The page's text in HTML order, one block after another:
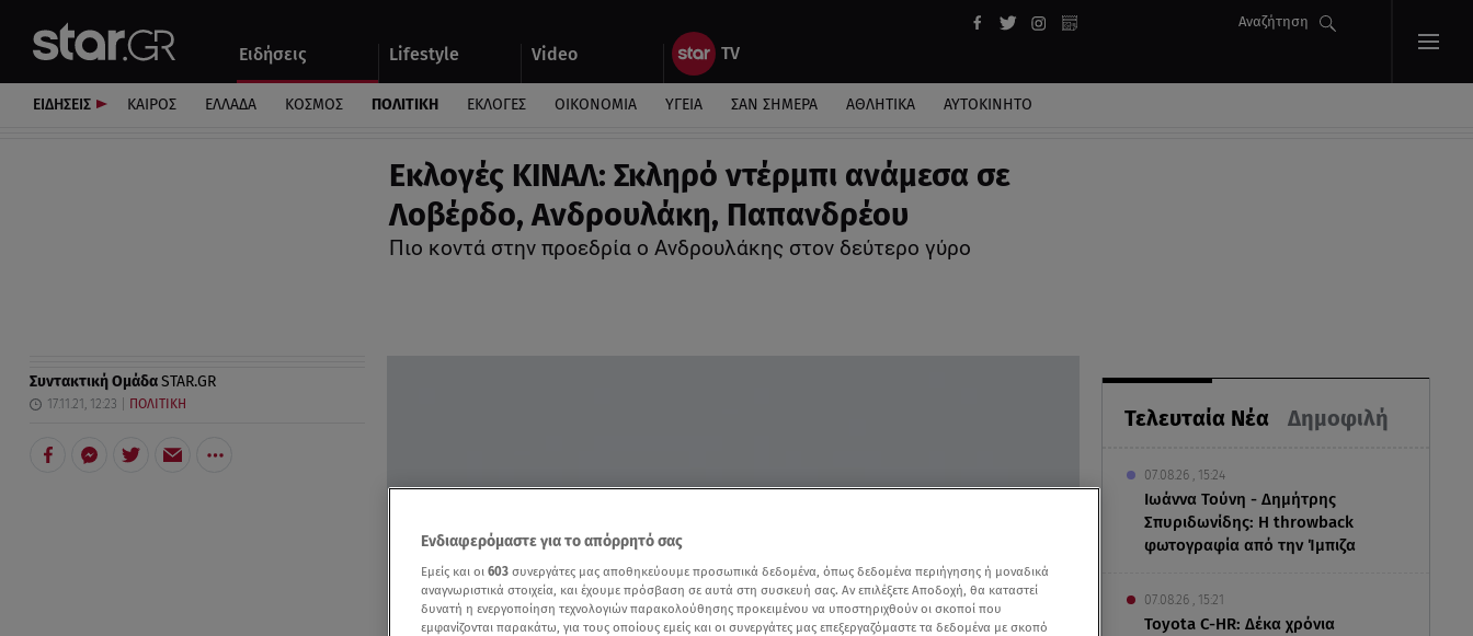
Ειδήσεις Lifestyle Video
Αναζήτηση
Αυτοκίνητο
ΕΙΔΗΣΕΙΣ ΚΑΙΡΟΣ ΕΛΛΑΔΑ ΚΟΣΜΟΣ ΠΟΛΙΤΙΚΗ ΕΚΛΟΓΕΣ ΟΙΚΟΝΟΜΙΑ ΥΓΕΙΑ ΣΑΝ ΣΗΜΕΡΑ ΑΘΛΗΤΙΚΑ ΑΥΤΟΚΙΝΗΤΟ
Εκλογές ΚΙΝΑΛ: Σκληρό ντέρμπι ανάμεσα σε
Λοβέρδο, Ανδρουλάκη, Παπανδρέου
Πιο κοντά στην προεδρία ο Ανδρουλάκης στον δεύτερο γύρο
Τελευταία Νέα Δημοφιλή
07.08.26 , 15:24
Ιωάννα Τούνη - Δημήτρης
Σπυριδωνίδης: Η throwback
φωτογραφία από την Ίμπιζα
07.08.26 , 15:21
Toyota C-HR: Δέκα χρόνια
Συντακτική ΟμάδαSTAR.GR
17.11.21, 12:23 ΠΟΛΙΤΙΚΗ
Ενδιαφερόμαστε για το απόρρητό σας
Εμείς και οι 603 συνεργάτες μας αποθηκεύουμε προσωπικά δεδομένα, όπως δεδομένα περιήγησης ή μοναδικά
αναγνωριστικά στοιχεία, και έχουμε πρόσβαση σε αυτά στη συσκευή σας. Αν επιλέξετε Αποδοχή, θα καταστεί
δυνατή η ενεργοποίηση τεχνολογιών παρακολούθησης προκειμένου να υποστηριχθούν οι σκοποί που
εμφανίζονται παρακάτω, για τους οποίους εμείς και οι συνεργάτες μας επεξεργαζόμαστε τα δεδομένα με σκοπό